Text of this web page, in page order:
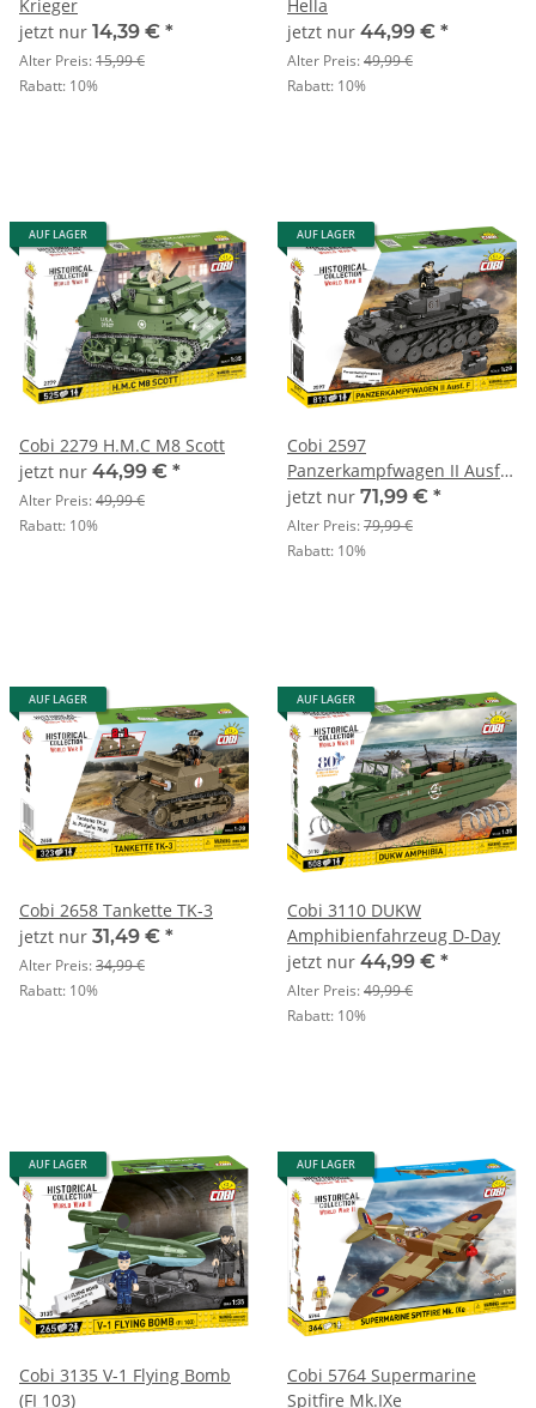
Krieger
jetzt nur 14,39 € *
Alter Preis:15,99 €
Rabatt: 10%
Hella
jetzt nur 44,99 € *
Alter Preis:49,99 €
Rabatt: 10%
AUF LAGER
Cobi 2279 H.M.C M8 Scott
jetzt nur 44,99 € *
Alter Preis:49,99 €
Rabatt: 10%
AUF LAGER
Cobi 2597
Panzerkampfwagen II Ausf.
F
jetzt nur 71,99 € *
Alter Preis:79,99 €
Rabatt: 10%
AUF LAGER
Cobi 2658 Tankette TK-3
jetzt nur 31,49 € *
Alter Preis:34,99 €
Rabatt: 10%
AUF LAGER
Cobi 3110 DUKW
Amphibienfahrzeug D-Day
jetzt nur 44,99 € *
Alter Preis:49,99 €
Rabatt: 10%
AUF LAGER
Cobi 3135 V-1 Flying Bomb
(FI 103)
AUF LAGER
Cobi 5764 Supermarine
Spitfire Mk.IXe